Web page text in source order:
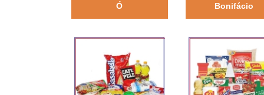
Ó
Bonifácio